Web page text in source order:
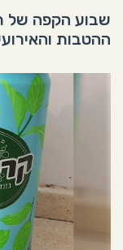
שבוע הקפה של
ההטבות